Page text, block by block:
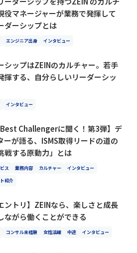
役マネージャーが業務で発揮して
ダーシップとは
エンジニア出身 インタビュー
シップはZEINのカルチャー。若手
揮する、自分らしいリーダーシッ
インタビュー
Best Challengerに聞く！第3弾】デ
ーが語る、ISMS取得リードの道の
戦する原動力」とは
ス 業務内容 カルチャー
インタビュー
紹介
ントリ】ZEINなら、楽しさと成長
ながら働くことができる
コンサル未経験 女性活躍 中途 インタビュー